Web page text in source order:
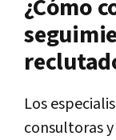
¿Cómo
Los
consultoras